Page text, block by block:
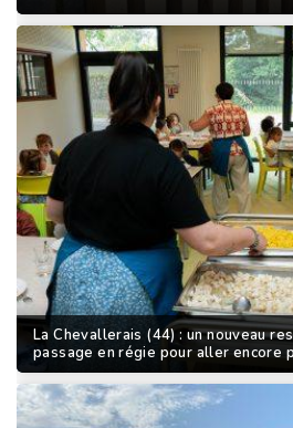
La Chevallerais (44) : un nouveau
passage en régie pour aller encore